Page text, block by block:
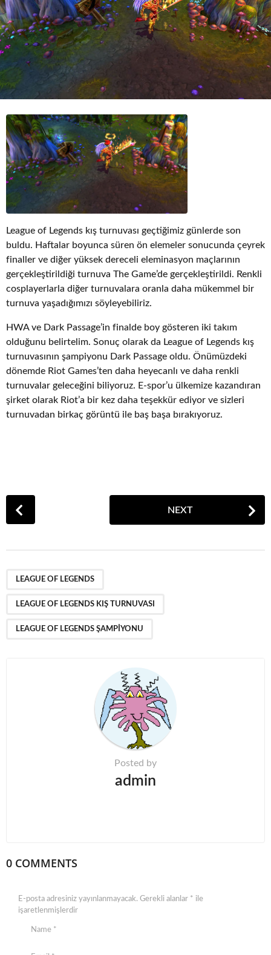
o
League of Legends kış turnuvası geçtiğimiz günlerde son
buldu. Haftalar boyunca süren ön elemeler sonucunda çeyrek
finaller ve diğer yüksek dereceli eleminasyon maçlarının
gerçekleştirildiği turnuva The Game’de gerçekleştirildi. Renkli
cosplayerlarla diğer turnuvalara oranla daha mükemmel bir
turnuva yaşadığımızı söyleyebiliriz.
HWA ve Dark Passage’in finalde boy gösteren iki takım
olduğunu belirtelim. Sonuç olarak da League of Legends kış
turnuvasının şampiyonu Dark Passage oldu. Önümüzdeki
dönemde Riot Games’ten daha heyecanlı ve daha renkli
turnuvalar geleceğini biliyoruz. E-spor’u ülkemize kazandıran
şirket olarak Riot’a bir kez daha teşekkür ediyor ve sizleri
turnuvadan birkaç görüntü ile baş başa bırakıyoruz.
o
NEXT
LEAGUE OF LEGENDS
LEAGUE OF LEGENDS KIŞ TURNUVASI
LEAGUE OF LEGENDS ŞAMPIYONU
Posted by
admin
0 COMMENTS
E-posta adresiniz yayınlanmayacak. Gerekli alanlar * ile
işaretlenmişlerdir